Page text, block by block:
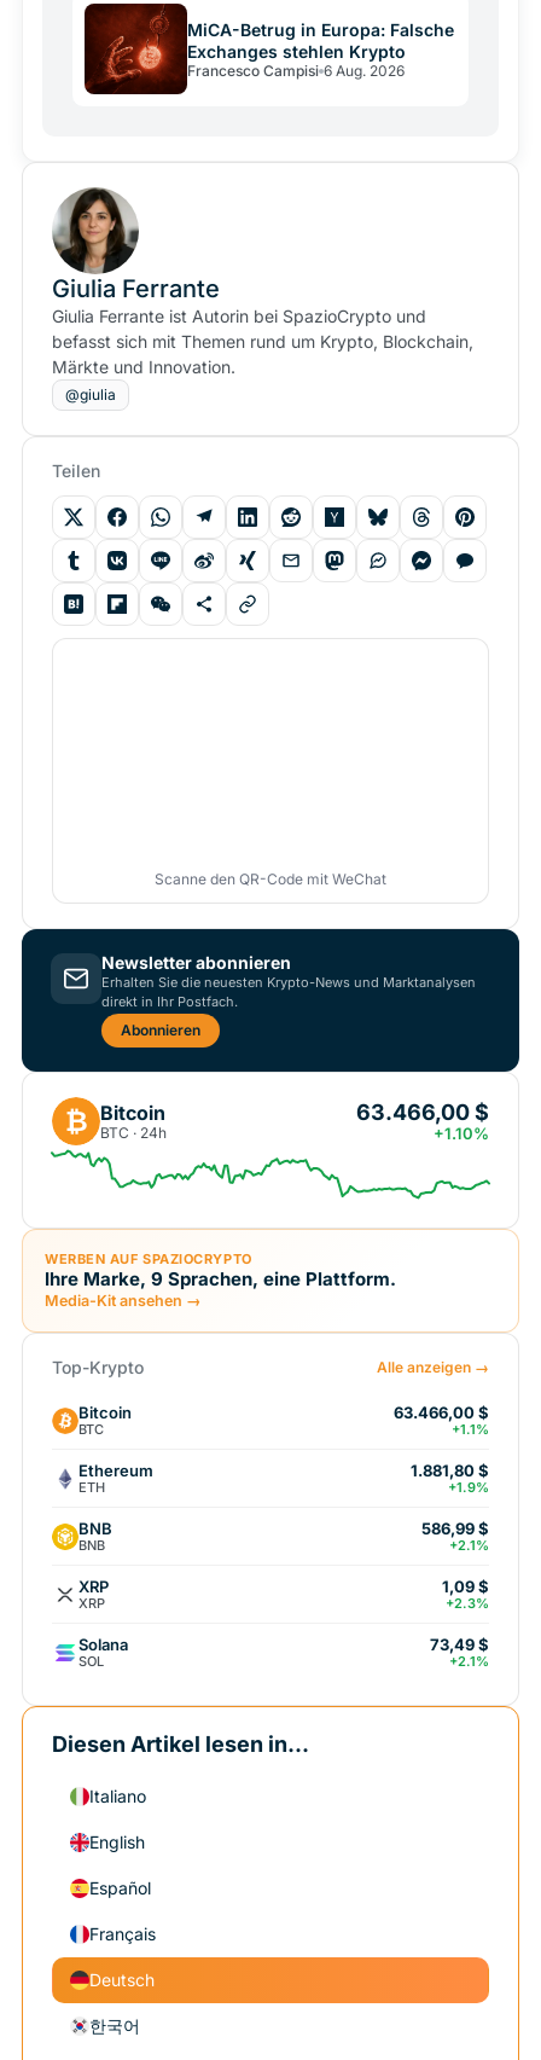
MiCA-Betrug in Europa: Falsche
Exchanges stehlen Krypto
Francesco Campisi 6 Aug. 2026
Giulia Ferrante
Giulia Ferrante ist Autorin bei SpazioCrypto und
befasst sich mit Themen rund um Krypto, Blockchain,
Märkte und Innovation.
@giulia
Teilen
Scanne den QR-Code mit WeChat
Newsletter abonnieren
Erhalten Sie die neuesten Krypto-News und Marktanalysen
direkt in Ihr Postfach.
Abonnieren
₿ Bitcoin
BTC · 24h
63.466,00 $
+1.10%
WERBEN AUF SPAZIOCRYPTO
Ihre Marke, 9 Sprachen, eine Plattform.
Media-Kit ansehen →
Top-Krypto Alle anzeigen →
Bitcoin
BTC
63.466,00 $
+1.1%
Ethereum
ETH
1.881,80 $
+1.9%
BNB
BNB
586,99 $
+2.1%
XRP
XRP
1,09 $
+2.3%
Solana
SOL
73,49 $
+2.1%
Diesen Artikel lesen in...
Italiano
English
Español
Français
Deutsch
한국어